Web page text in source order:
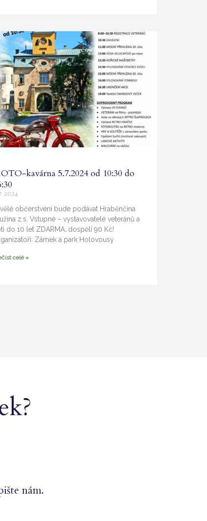
kavárna 5.7.2024 od 10:30 do
2024
občerstvení bude podávat Hraběnčina
z.s. Vstupné – vystavovatelé veteránů a
do 10 let ZDARMA, dospělí 90 Kč!
Zámek a park Holovousy
celé »
nám.